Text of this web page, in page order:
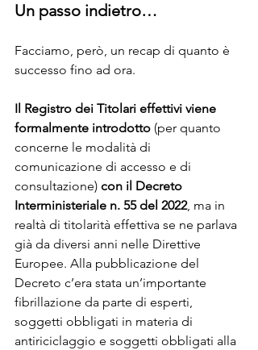
Un passo indietro…
Facciamo, però, un recap di quanto è
successo fino ad ora.
Il Registro dei Titolari effettivi viene
formalmente introdotto (per quanto
concerne le modalità di
comunicazione di accesso e di
consultazione) con il Decreto
Interministeriale n. 55 del 2022, ma in
realtà di titolarità effettiva se ne parlava
già da diversi anni nelle Direttive
Europee. Alla pubblicazione del
Decreto c’era stata un’importante
fibrillazione da parte di esperti,
soggetti obbligati in materia di
antiriciclaggio e soggetti obbligati alla